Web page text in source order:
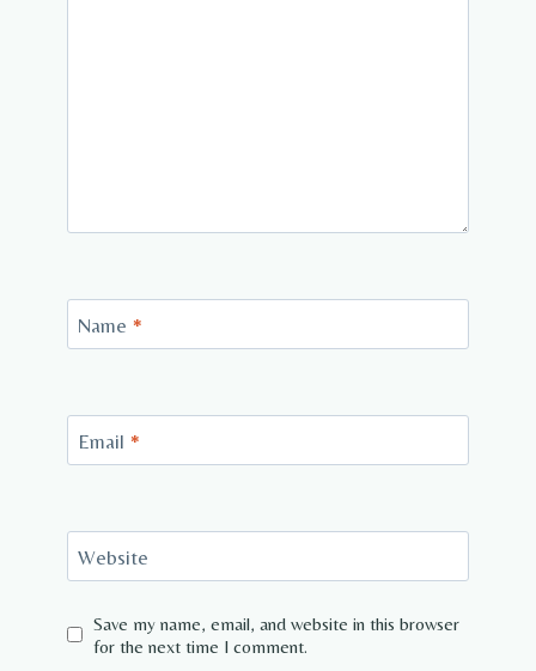
Name *
Email *
Website
Save my name, email, and website in this browser
for the next time I comment.